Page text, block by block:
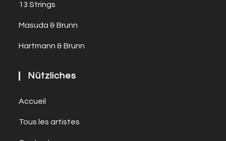
13 Strings
Masuda & Brunn
Hartmann & Brunn
Nützliches
Accueil
Tous les artistes